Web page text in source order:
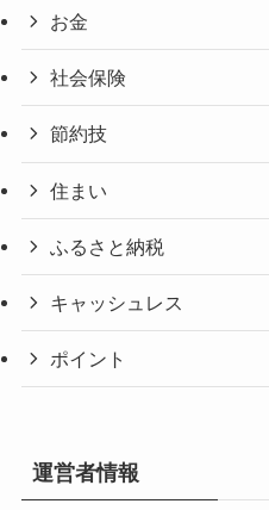
お金
社会保険
節約技
住まい
ふるさと納税
キャッシュレス
ポイント
運営者情報